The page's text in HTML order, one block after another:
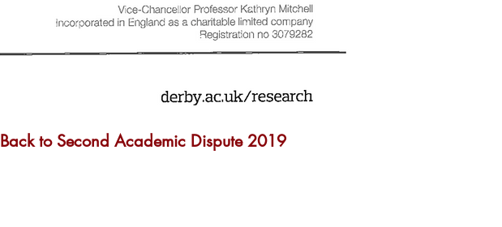
Back to Second Academic Dispute 2019